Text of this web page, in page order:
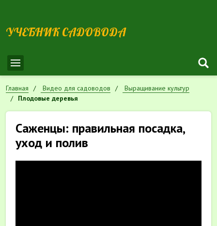
УЧЕБНИК САДОВОДА
Главная Видео для садоводов
Выращивание культур
Плодовые деревья
Саженцы: правильная посадка,
уход и полив